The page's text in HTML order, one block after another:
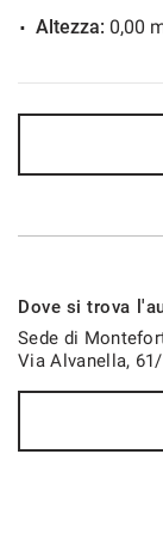
922€/
36 Mesi
939€/
Altezza: 0,00
Dove si trova
Sede di
Via Alvanella,